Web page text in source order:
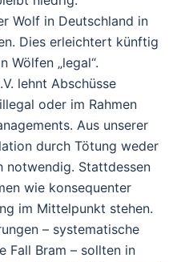
Wolf in Deutschland in
Dies erleichtert künftig
Wölfen „legal“.
lehnt Abschüsse
oder im Rahmen
Aus unserer
durch Tötung weder
Stattdessen
wie konsequenter
im Mittelpunkt stehen.
– systematische
Fall Bram – sollten in